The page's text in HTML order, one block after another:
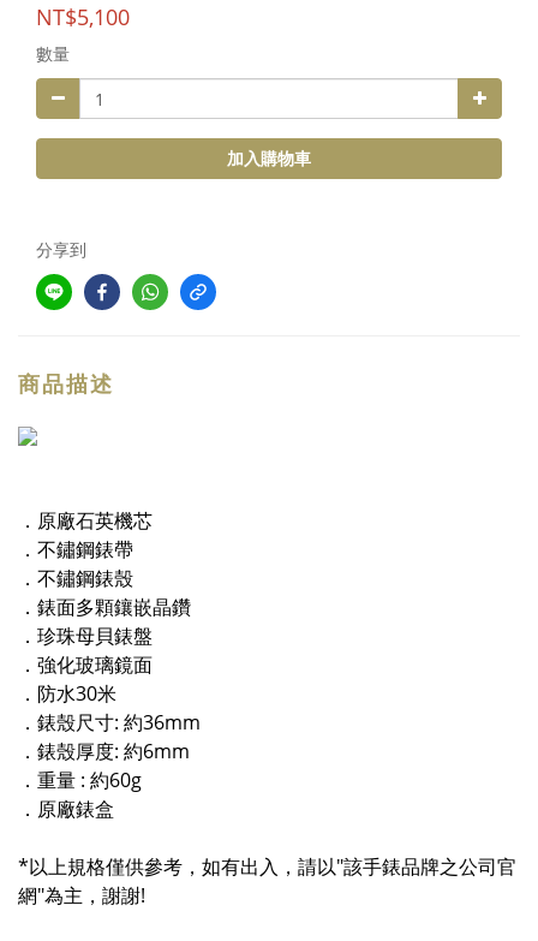
NT$5,100
數量
加入購物車
分享到
商品描述
．原廠石英機芯
．不鏽鋼錶帶
．不鏽鋼錶殼
．錶面多顆鑲嵌晶鑽
．珍珠母貝錶盤
．強化玻璃鏡面
．防水30米
．錶殼尺寸: 約36mm
．錶殼厚度: 約6mm
．重量 : 約60g
．原廠錶盒
*以上規格僅供參考，如有出入，請以"該手錶品牌之公司官
網"為主，謝謝!